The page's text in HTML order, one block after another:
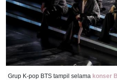
Grup K-pop BTS tampil selama konser